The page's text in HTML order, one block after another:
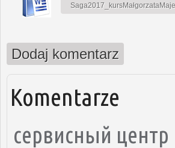
Dodaj komentarz
Komentarze
сервисный центр